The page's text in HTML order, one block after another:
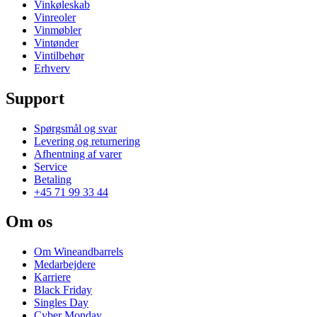
Vinkøleskab
Vinreoler
Vinmøbler
Vintønder
Vintilbehør
Erhverv
Support
Spørgsmål og svar
Levering og returnering
Afhentning af varer
Service
Betaling
+45 71 99 33 44
Om os
Om Wineandbarrels
Medarbejdere
Karriere
Black Friday
Singles Day